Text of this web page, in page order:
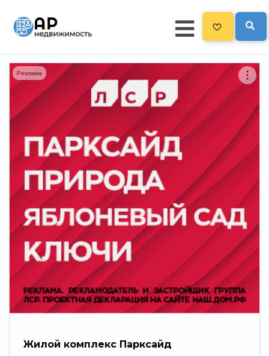
Главная
Все новостройки 3300
Новостройки на карте
Блог
Черный список ЖК
Рекламодателям
Политика конфиденциальности
Карта сайта
Жилой комплекс Парксайд
Реклама